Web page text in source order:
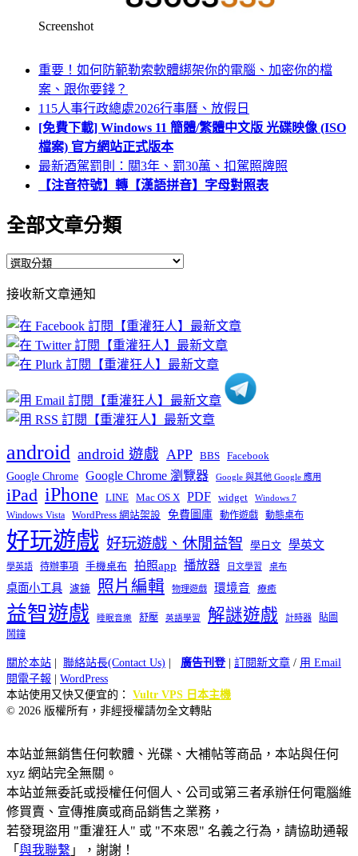
Screenshot
重要！如何防範勒索軟體綁架你的電腦、加密你的檔
案、跟你要錢？
115人事行政總處2026行事曆、放假日
[免費下載] Windows 11 簡體/繁體中文版 光碟映像 (ISO
檔案) 官方網站正式版本
最新酒駕罰則：關3年、罰30萬、扣駕照牌照
【注音符號】轉【漢語拼音】字母對照表
全部文章分類
全
文
章
分
類
接收新文章通知
android android 遊戲 APP BBS Facebook
Google Chrome Google Chrome 瀏覽器 Google 與其他 Google 應用
iPad iPhone LINE Mac OS X PDF widget Windows 7
Windows Vista WordPress 網站架設 免費圖庫 動作遊戲 動態桌布
好玩遊戲 好玩遊戲、休閒益智 學日文 學英文
學英語 待辦事項 手機桌布 拍照app 播放器 日文學習 桌布
桌面小工具 濾鏡 照片編輯 物理遊戲 環境音 療癒
益智遊戲 睡眠音樂 舒壓 英語學習 解謎遊戲 計時器
貼圖
鬧鐘
關於本站 聯絡站長(Contact Us) 廣告刊登| 訂閱新文章 / 用 Email
閱電子報
WordPress
本站使用又快又便宜的： Vultr VPS 日本主機
© 2026 版權所有，非經授權請勿全文轉貼
本站並無銷售任何軟體、光碟、大補帖等商品，本站與任何
xyz 網站完全無關。
本站並無委託或授權任何個人、公司或第三者承辦任何電腦維
修買賣、宣傳推廣或商品銷售之業務，
若發現盜用 "重灌狂人" 或 "不來恩" 名義之行為，請協助通報
「 與我聯繫 」，謝謝！